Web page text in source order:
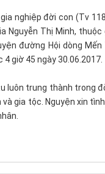
nghiệp đời con (Tv
Nguyễn Thị Minh,
đường Hội dòng
4 giờ 45 ngày 30.06.2017.
luôn trung thành trong
và gia tộc. Nguyện xin